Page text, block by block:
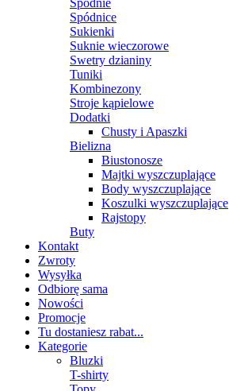
Spodnie
Spódnice
Sukienki
Suknie wieczorowe
Swetry dzianiny
Tuniki
Kombinezony
Stroje kąpielowe
Dodatki
Chusty i Apaszki
Bielizna
Biustonosze
Majtki wyszczuplające
Body wyszczuplające
Koszulki wyszczuplające
Rajstopy
Buty
Kontakt
Zwroty
Wysyłka
Odbiorę sama
Nowości
Promocje
Tu dostaniesz rabat...
Kategorie
Bluzki
T-shirty